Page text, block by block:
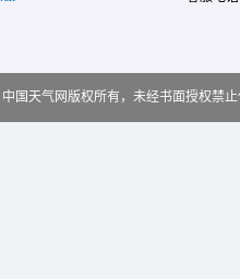
中国天气网版权所有，未经书面授权